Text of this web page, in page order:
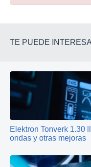
TE PUEDE
Elektron Tonverk 1.30
ondas y otras mejoras